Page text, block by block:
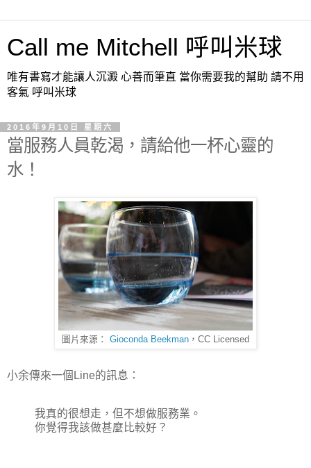
Call me Mitchell 呼叫米球
唯有書寫才能讓人沉澱 心善而筆直 當你需要我的幫助 請不用
客氣 呼叫米球
2016年9月10日 星期六
當服務人員乾渴，請給他一杯心靈的
水！
圖片來源： Gioconda Beekman ，CC Licensed
小余傳來一個Line的訊息：
我真的很想走，但不想做服務業。
你覺得我該做甚麼比較好？